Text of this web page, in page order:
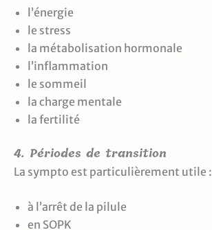
l’énergie
le stress
la métabolisation hormonale
l’inflammation
le sommeil
la charge mentale
la fertilité
4. Périodes de transition
La sympto est particulièrement utile :
à l’arrêt de la pilule
en SOPK